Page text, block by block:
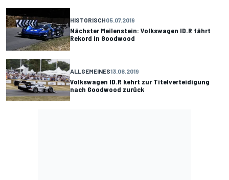
HISTORISCH05.07.2019
Nächster Meilenstein: Volkswagen ID.R fährt
Rekord in Goodwood
ALLGEMEINES13.06.2019
Volkswagen ID.R kehrt zur Titelverteidigung
nach Goodwood zurück